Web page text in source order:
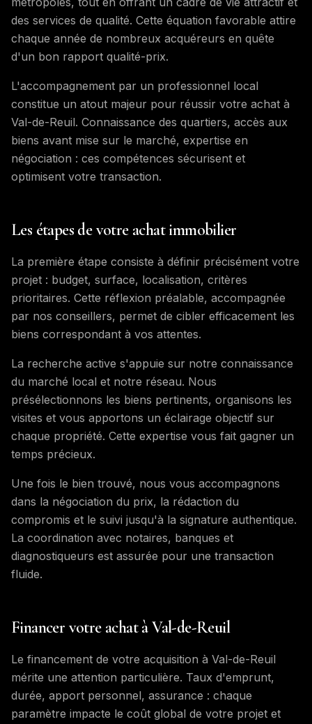
des services de qualité. Cette équation favorable attire
chaque année de nombreux acquéreurs en quête
d'un bon rapport qualité-prix.
L'accompagnement par un professionnel local
constitue un atout majeur pour réussir votre achat à
Val-de-Reuil. Connaissance des quartiers, accès aux
biens avant mise sur le marché, expertise en
négociation : ces compétences sécurisent et
optimisent votre transaction.
Les étapes de votre achat immobilier
La première étape consiste à définir précisément votre
projet : budget, surface, localisation, critères
prioritaires. Cette réflexion préalable, accompagnée
par nos conseillers, permet de cibler efficacement les
biens correspondant à vos attentes.
La recherche active s'appuie sur notre connaissance
du marché local et notre réseau. Nous
présélectionnons les biens pertinents, organisons les
visites et vous apportons un éclairage objectif sur
chaque propriété. Cette expertise vous fait gagner un
temps précieux.
Une fois le bien trouvé, nous vous accompagnons
dans la négociation du prix, la rédaction du
compromis et le suivi jusqu'à la signature authentique.
La coordination avec notaires, banques et
diagnostiqueurs est assurée pour une transaction
fluide.
Financer votre achat à Val-de-Reuil
Le financement de votre acquisition à Val-de-Reuil
mérite une attention particulière. Taux d'emprunt,
durée, apport personnel, assurance : chaque
paramètre impacte le coût global de votre projet et